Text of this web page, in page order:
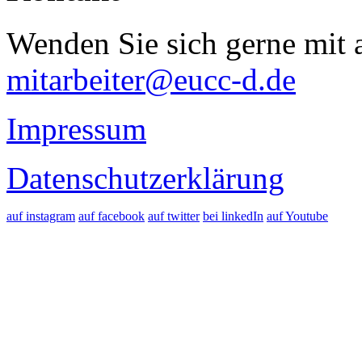
Wenden Sie sich gerne mit
mitarbeiter@eucc-d.de
Impressum
Datenschutzerklärung
auf instagram auf facebook auf twitter bei linkedIn auf Youtube